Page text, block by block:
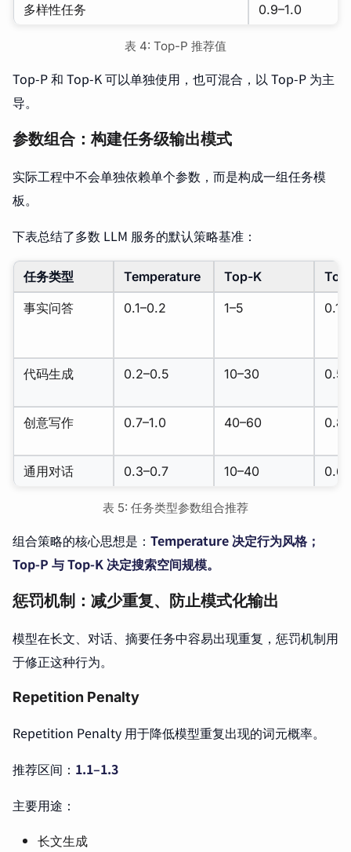
多样性任务 0.9–1.0
表 4: Top-P 推荐值
Top-P 和 Top-K 可以单独使用，也可混合，以 Top-P 为主
导。
参数组合：构建任务级输出模式
实际工程中不会单独依赖单个参数，而是构成一组任务模
板。
下表总结了多数 LLM 服务的默认策略基准：
任务类型 Temperature Top-K
事实问答
0.1–0.2 1–5
代码生成 0.2–0.5 10–30
创意写作 0.7–1.0 40–60
通用对话 0.3–0.7 10–40
表 5: 任务类型参数组合推荐
组合策略的核心思想是： Temperature 决定行为风格；
Top-P 与 Top-K 决定搜索空间规模。
惩罚机制：减少重复、防止模式化输出
模型在长文、对话、摘要任务中容易出现重复，惩罚机制用
于修正这种行为。
Repetition Penalty
Repetition Penalty 用于降低模型重复出现的词元概率。
推荐区间： 1.1–1.3
主要用途：
长文生成